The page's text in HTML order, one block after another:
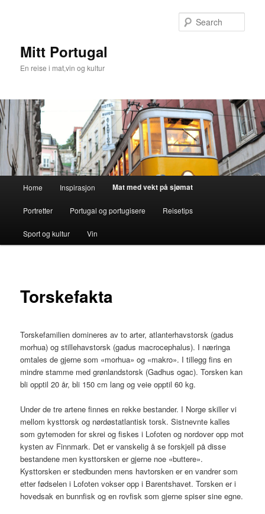
Mitt Portugal
En reise i mat,vin og kultur
Home Inspirasjon Mat med vekt på sjømat
Portretter Portugal og portugisere Reisetips
Sport og kultur Vin
Torskefakta
Torskefamilien domineres av to arter, atlanterhavstorsk (gadus
morhua) og stillehavstorsk (gadus macrocephalus). I næringa
omtales de gjerne som «morhua» og «makro». I tillegg fins en
mindre stamme med grønlandstorsk (Gadhus ogac). Torsken kan
bli opptil 20 år, bli 150 cm lang og veie opptil 60 kg.
Under de tre artene finnes en rekke bestander. I Norge skiller vi
mellom kysttorsk og nørdøstatlantisk torsk. Sistnevnte kalles
som gytemoden for skrei og fiskes i Lofoten og nordover opp mot
kysten av Finnmark. Det er vanskelig å se forskjell på disse
bestandene men kysttorsken er gjerne noe «buttere».
Kysttorsken er stedbunden mens havtorsken er en vandrer som
etter fødselen i Lofoten vokser opp i Barentshavet. Torsken er i
hovedsak en bunnfisk og en rovfisk som gjerne spiser sine egne.